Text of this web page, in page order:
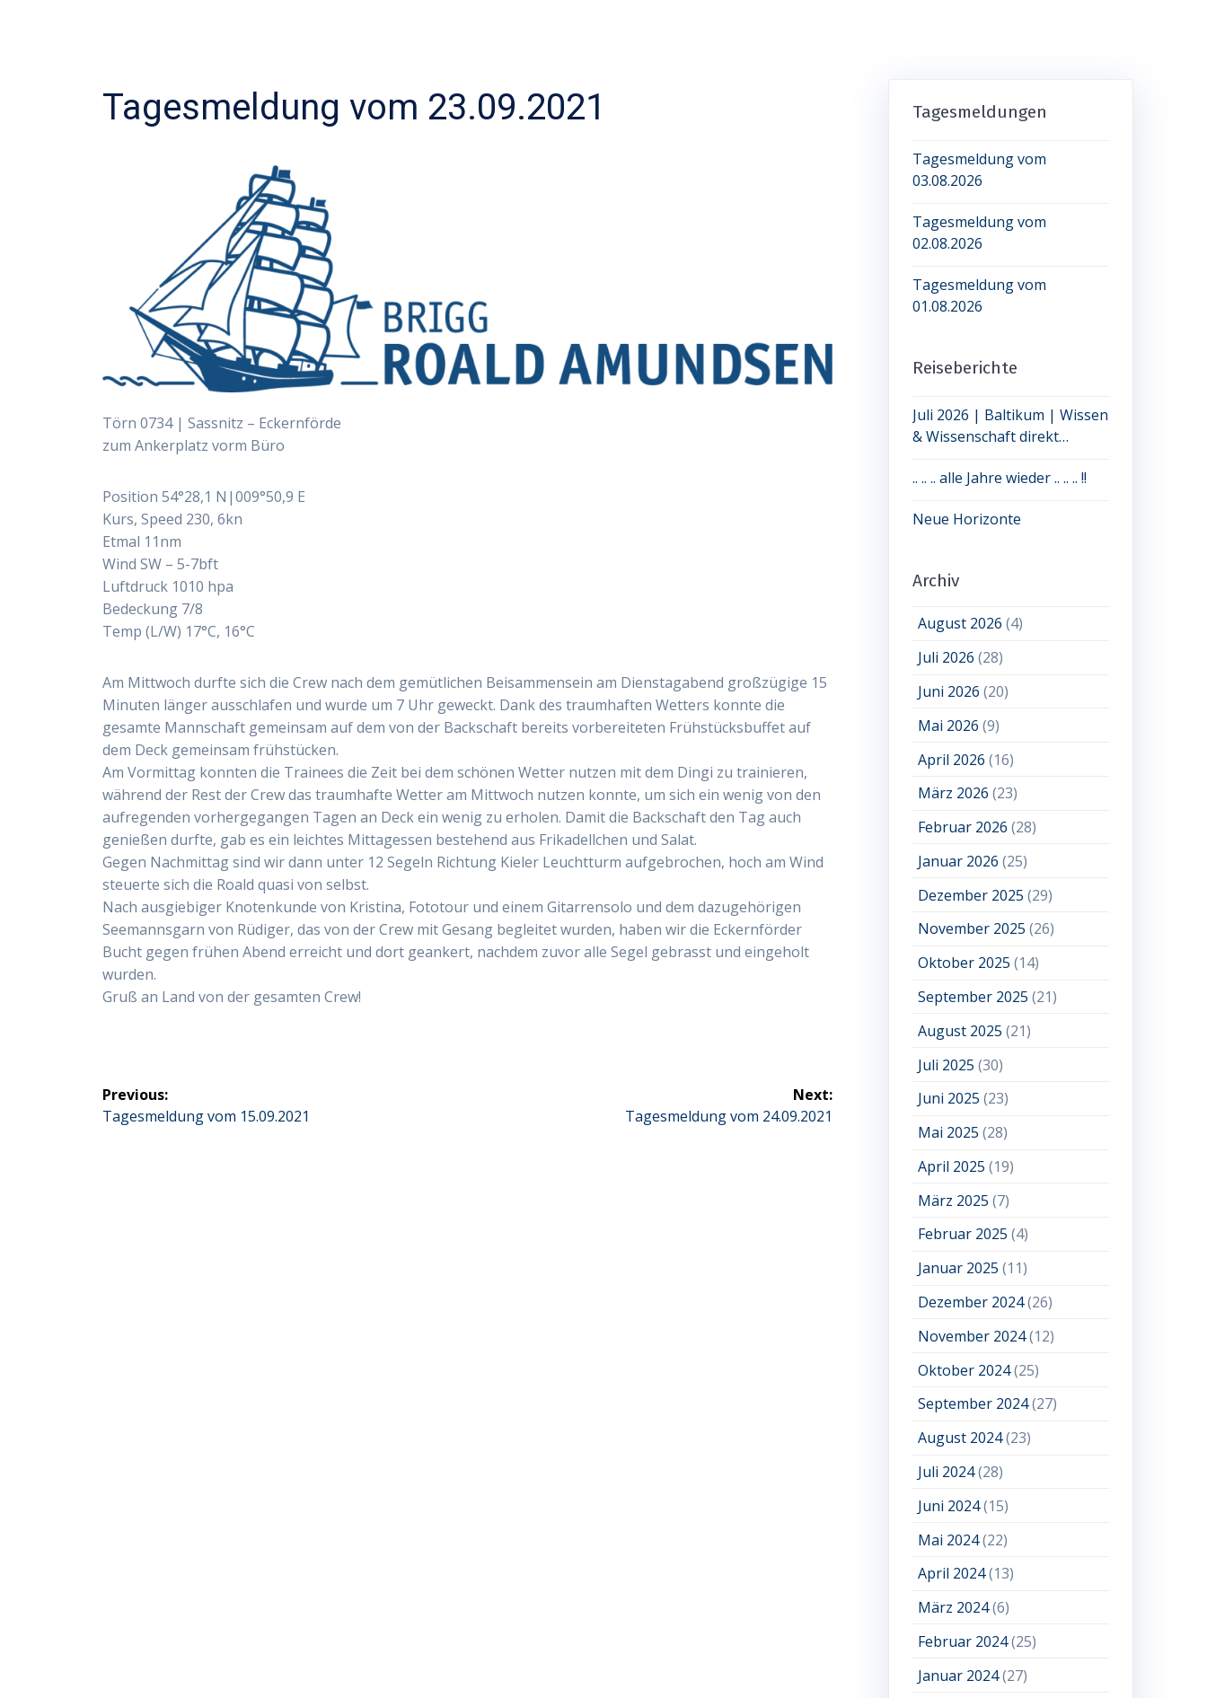
Tagesmeldung vom 23.09.2021
Törn 0734 | Sassnitz – Eckernförde
zum Ankerplatz vorm Büro
Position 54°28,1 N|009°50,9 E
Kurs, Speed 230, 6kn
Etmal 11nm
Wind SW – 5-7bft
Luftdruck 1010 hpa
Bedeckung 7/8
Temp (L/W) 17°C, 16°C
Am Mittwoch durfte sich die Crew nach dem gemütlichen Beisammensein am Dienstagabend großzügige 15
Minuten länger ausschlafen und wurde um 7 Uhr geweckt. Dank des traumhaften Wetters konnte die
gesamte Mannschaft gemeinsam auf dem von der Backschaft bereits vorbereiteten Frühstücksbuffet auf
dem Deck gemeinsam frühstücken.
Am Vormittag konnten die Trainees die Zeit bei dem schönen Wetter nutzen mit dem Dingi zu trainieren,
während der Rest der Crew das traumhafte Wetter am Mittwoch nutzen konnte, um sich ein wenig von den
aufregenden vorhergegangen Tagen an Deck ein wenig zu erholen. Damit die Backschaft den Tag auch
genießen durfte, gab es ein leichtes Mittagessen bestehend aus Frikadellchen und Salat.
Gegen Nachmittag sind wir dann unter 12 Segeln Richtung Kieler Leuchtturm aufgebrochen, hoch am Wind
steuerte sich die Roald quasi von selbst.
Nach ausgiebiger Knotenkunde von Kristina, Fototour und einem Gitarrensolo und dem dazugehörigen
Seemannsgarn von Rüdiger, das von der Crew mit Gesang begleitet wurden, haben wir die Eckernförder
Bucht gegen frühen Abend erreicht und dort geankert, nachdem zuvor alle Segel gebrasst und eingeholt
wurden.
Gruß an Land von der gesamten Crew!
Beitragsnavigation
Previous:
Previous
Tagesmeldung vom 15.09.2021
Next:
Next
Tagesmeldung vom 24.09.2021
Tagesmeldungen
Tagesmeldung vom
03.08.2026
Tagesmeldung vom
02.08.2026
Tagesmeldung vom
01.08.2026
Reiseberichte
Juli 2026 | Baltikum | Wissen
& Wissenschaft direkt
.. .. .. alle Jahre wieder .. .. .. !!
Neue Horizonte
Archiv
August 2026 (4)
Juli 2026 (28)
Juni 2026 (20)
Mai 2026 (9)
April 2026 (16)
März 2026 (23)
Februar 2026 (28)
Januar 2026 (25)
Dezember 2025 (29)
November 2025 (26)
Oktober 2025 (14)
September 2025 (21)
August 2025 (21)
Juli 2025 (30)
Juni 2025 (23)
Mai 2025 (28)
April 2025 (19)
März 2025 (7)
Februar 2025 (4)
Januar 2025 (11)
Dezember 2024(26)
November 2024(12)
Oktober 2024(25)
September 2024(27)
August 2024(23)
Juli 2024(28)
Juni 2024(15)
Mai 2024(22)
April 2024(13)
März 2024(6)
Februar 2024(25)
Januar 2024(27)